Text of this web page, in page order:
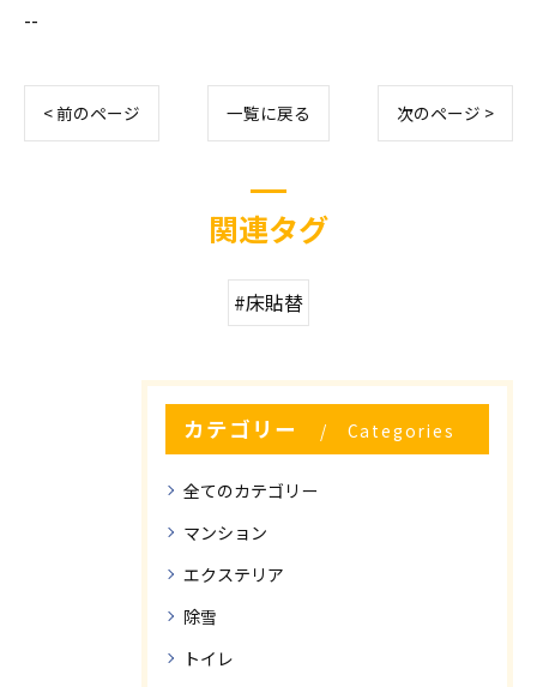
--
< 前のページ 一覧に戻る 次のページ >
関連タグ
#床貼替
カテゴリー Categories
全てのカテゴリー
マンション
エクステリア
除雪
トイレ